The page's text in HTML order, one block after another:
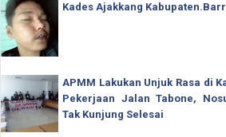
Kades Ajakkang
APMM Lakukan Unjuk Rasa di
Pekerjaan Jalan Tabone,
Tak Kunjung Selesai